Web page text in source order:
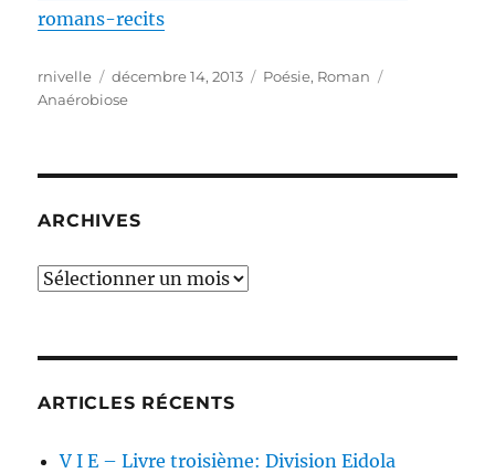
romans-recits
Auteur
rnivelle
Publié
le
décembre 14, 2013 Catégories
Poésie, Roman
Anaérobiose
ARCHIVES
Archives
ARTICLES RÉCENTS
V I E – Livre troisième: Division Eidola